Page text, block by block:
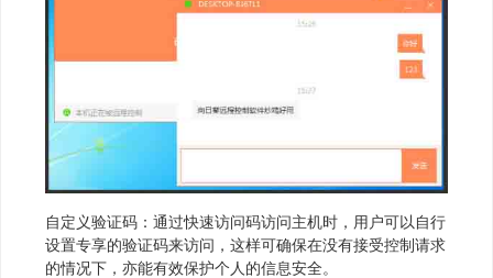
自定义验证码：通过快速访问码访问主机时，用户可以自行
设置专享的验证码来访问，这样可确保在没有接受控制请求
的情况下，亦能有效保护个人的信息安全。